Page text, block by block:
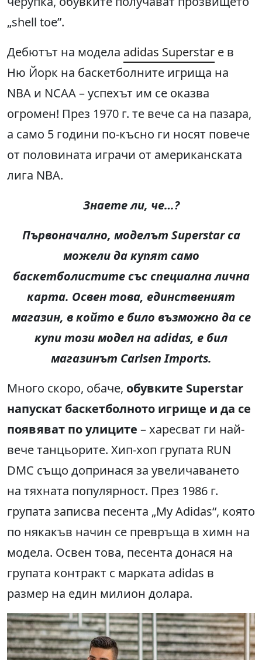
„shell toe”.
Дебютът на модела adidas Superstar е в
Ню Йорк на баскетболните игрища на
NBA и NCAA – успехът им се оказва
огромен! През 1970 г. те вече са на пазара,
а само 5 години по-късно ги носят повече
от половината играчи от американската
лига NBA.
Знаете ли, че…?
Първоначално, моделът Superstar са
можели да купят само
баскетболистите със специална лична
карта. Освен това, единственият
магазин, в който е било възможно да се
купи този модел на adidas, е бил
магазинът Carlsen Imports.
Много скоро, обаче, обувките Superstar
напускат баскетболното игрище и да се
появяват по улиците – харесват ги най-
вече танцьорите. Хип-хоп групата RUN
DMC също допринася за увеличаването
на тяхната популярност. През 1986 г.
групата записва песента „My Adidas“, която
по някакъв начин се превръща в химн на
модела. Освен това, песента донася на
групата контракт с марката adidas в
размер на един милион долара.